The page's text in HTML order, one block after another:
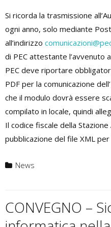
Si ricorda la trasmissione
ogni anno, solo mediante
all’indirizzo
di PEC attestante l’avvenuto
PEC deve riportare
PDF per la comunicazione
che il modulo dovrà essere
compilato in locale, quindi
Il codice fiscale della Stazione
pubblicazione del file XML per
News
CONVEGNO –